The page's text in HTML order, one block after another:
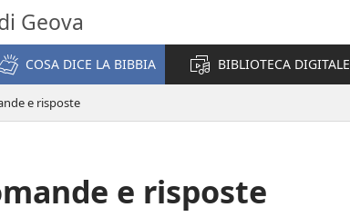
Geova
COSA DICE LA BIBBIA BIBLIOTECA DIGITALE
e risposte
e risposte